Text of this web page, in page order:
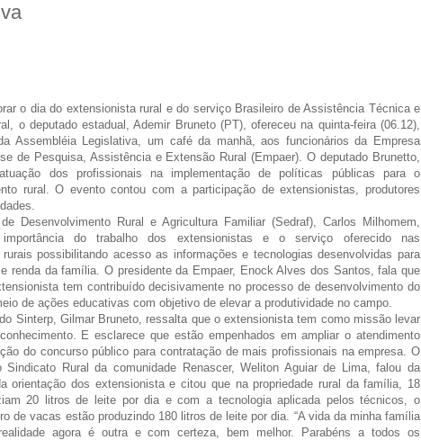
o dia do extensionista rural e do serviço Brasileiro de Assistência Técnica e
o deputado estadual, Ademir Bruneto (PT), ofereceu na quinta-feira (06.12),
Assembléia Legislativa, um café da manhã, aos funcionários da Empresa
de Pesquisa, Assistência e Extensão Rural (Empaer). O deputado Brunetto,
dos profissionais na implementação de políticas públicas para o
rural. O evento contou com a participação de extensionistas, produtores
Desenvolvimento Rural e Agricultura Familiar (Sedraf), Carlos Milhomem,
do trabalho dos extensionistas e o serviço oferecido nas
rurais possibilitando acesso as informações e tecnologias desenvolvidas para
renda da família. O presidente da Empaer, Enock Alves dos Santos, fala que
tem contribuído decisivamente no processo de desenvolvimento do
de ações educativas com objetivo de elevar a produtividade no campo.
Sinterp, Gilmar Bruneto, ressalta que o extensionista tem como missão levar
E esclarece que estão empenhados em ampliar o atendimento
do concurso público para contratação de mais profissionais na empresa. O
Sindicato Rural da comunidade Renascer, Weliton Aguiar de Lima, falou da
orientação dos extensionista e citou que na propriedade rural da família, 18
20 litros de leite por dia e com a tecnologia aplicada pelos técnicos, o
de vacas estão produzindo 180 litros de leite por dia. “A vida da minha família
agora é outra e com certeza, bem melhor. Parabéns a todos os